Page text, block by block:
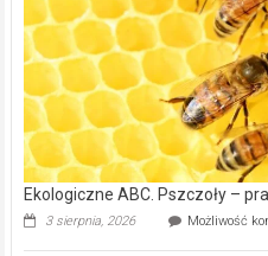
Ekologiczne ABC. Pszczoły –
3 sierpnia, 2026 Możliwość